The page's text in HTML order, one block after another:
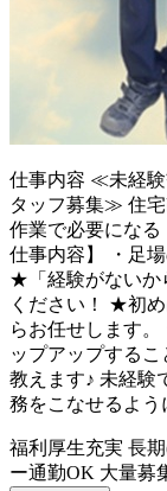
仕事内容 ≪未経験
タッフ募集≫ 住
作業で必要にな
仕事内容】 ・足
★「経験がないか
ください！ ★初
らお任せします
ップアップする
教えます♪ 未経験
務をこなせるよう
福利厚生充実 長
ー通勤OK 大量募